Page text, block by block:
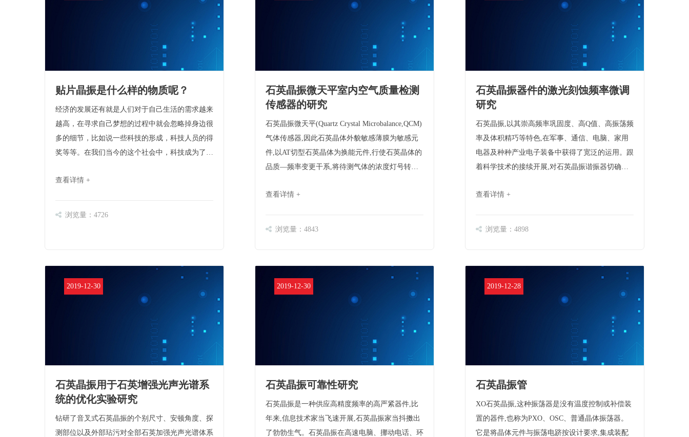
贴片晶振是什么样的物质呢？
经济的发展还有就是人们对于自己生活的需求越来
越高，在寻求自己梦想的过程中就会忽略掉身边很
多的细节，比如说一些科技的形成，科技人员的得
奖等等。在我们当今的这个社会中，科技成为了人
生活的环境还有就是生活当中的各种行为等等。那
用处是什么呢……
查看详情 +
浏览量：4726
石英晶振微天平室内空气质量检测
传感器的研究
石英晶振微天平(Quartz Crystal Microbalance,QCM)
气体传感器,因此石英晶体外貌敏感薄膜为敏感元
件,以AT切型石英晶体为换能元件,行使石英晶体的
品质—频率变更干系,将待测气体的浓度灯号转换
以研制室内气氛品质检验微传感器为目标,对石英
查看详情 +
浏览量：4843
石英晶振器件的激光刻蚀频率微调
研究
石英晶振,以其崇高频率巩固度、高Q值、高振荡频
率及体积精巧等特色,在军事、通信、电脑、家用
电器及种种产业电子装备中获得了宽泛的运用。跟
着科学技术的接续开展,对石英晶振谐振器切确度
是国表里钻研和制造中的热门疑问。 本文索求性
调。论文从……
查看详情 +
浏览量：4898
2019-12-30
石英晶振用于石英增强光声光谱系
统的优化实验研究
钻研了音叉式石英晶振的个别尺寸、安顿角度、探
测部位以及外部玷污对全部石英加强光声光谱体系
2019-12-30
石英晶振可靠性研究
石英晶振是一种供应高精度频率的高严紧器件,比
年来,信息技术家当飞速开展,石英晶振家当抖擞出
了勃勃生气。石英晶振在高速电脑、挪动电话、环
2019-12-28
石英晶振管
XO石英晶振,这种振荡器是没有温度控制或补偿装
置的器件,也称为PXO、OSC、普通晶体振荡器。
它是将晶体元件与振荡电跻按设计要求,集成装配